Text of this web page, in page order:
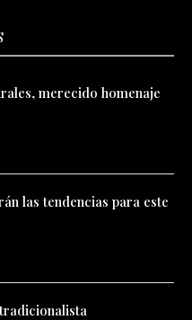
merecido homenaje
las tendencias para este